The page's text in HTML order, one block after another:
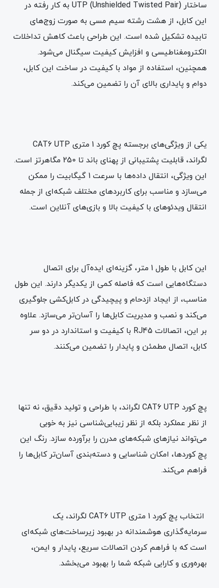
ساختار UTP (Unshielded Twisted Pair) به کار رفته در
این کابل، از هشت رشته سیم مسی به صورت زوج‌های
تابیده تشکیل شده است. این طراحی باعث کاهش تداخلات
الکترومغناطیسی و افزایش کیفیت سیگنال می‌شود.
همچنین، استفاده از مواد با کیفیت در ساخت این کابل،
دوام و پایداری بالای آن را تضمین می‌کند.
یکی از ویژگی‌های برجسته پچ کورد 1 متری CAT6 UTP
لگراند، قابلیت پشتیبانی از پهنای باند تا 250 مگاهرتز است.
این ویژگی، انتقال داده‌ها با سرعت 1 گیگابیت را ممکن
می‌سازد و مناسب برای کاربردهای مختلف شبکه‌ای از جمله
انتقال ویدئوهای با کیفیت بالا و بازی‌های آنلاین است.
این کابل با طول 1 متر، گزینه‌ای ایده‌آل برای اتصال
دستگاه‌هایی است که فاصله کمی از یکدیگر دارند. این طول
مناسب، از ایجاد ازدحام و پیچیدگی در کابل‌کشی جلوگیری
می‌کند و نصب و مدیریت کابل‌ها را آسان‌تر می‌سازد. علاوه
بر این، اتصالات RJ45 با کیفیت و استاندارد در دو سر
کابل، اتصال مطمئن و پایدار را تضمین می‌کنند.
پچ کورد CAT6 UTP لگراند، با طراحی و تولید دقیق، نه تنها
از نظر عملکرد بلکه از نظر زیبایی‌شناسی نیز به خوبی
می‌تواند نیازهای شبکه‌های مدرن را برآورده سازد. رنگ‌ این
پچ کوردها، امکان شناسایی و دسته‌بندی آسان‌تر کابل‌ها را
فراهم می‌کند.
انتخاب پچ کورد 1 متری CAT6 UTP لگراند، یک
سرمایه‌گذاری هوشمندانه در بهبود زیرساخت‌های شبکه‌ای
است که با فراهم کردن اتصالات سریع، پایدار و ایمن،
بهره‌وری و کارایی شبکه شما را بهبود می‌بخشد.